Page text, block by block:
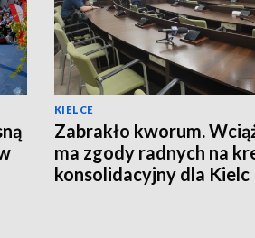
KIELCE
Zabrakło kworum.
ma zgody radnych na
konsolidacyjny dla Kielc